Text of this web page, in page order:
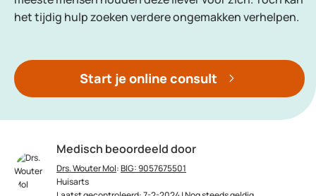
het tijdig hulp zoeken verdere ongemakken verhelpen.
Start je online consult
Medisch beoordeeld door
Drs. Wouter Mol:BIG: 9057675501
Huisarts